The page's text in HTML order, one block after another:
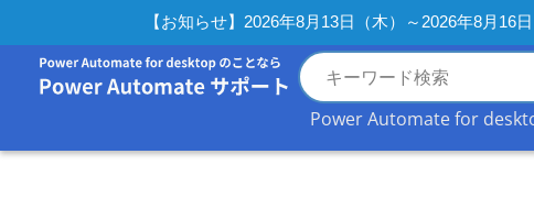
【お知らせ】2026年8月13日（木）～2026年8月16
Power Automate for